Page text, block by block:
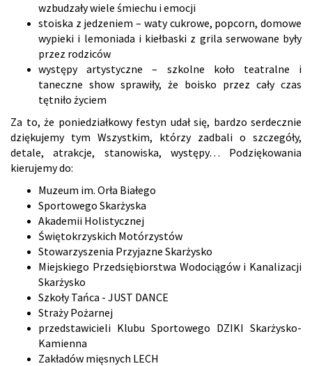
wzbudzały wiele śmiechu i emocji
stoiska z jedzeniem – waty cukrowe, popcorn, domowe
wypieki i lemoniada i kiełbaski z grila serwowane były
przez rodziców
występy artystyczne – szkolne koło teatralne i
taneczne show sprawiły, że boisko przez cały czas
tętniło życiem
Za to, że poniedziałkowy festyn udał się, bardzo serdecznie
dziękujemy tym Wszystkim, którzy zadbali o szczegóły,
detale, atrakcje, stanowiska, występy… Podziękowania
kierujemy do:
Muzeum im. Orła Białego
Sportowego Skarżyska
Akademii Holistycznej
Świętokrzyskich Motórzystów
Stowarzyszenia Przyjazne Skarżysko
Miejskiego Przedsiębiorstwa Wodociągów i Kanalizacji
Skarżysko
Szkoły Tańca - JUST DANCE
Straży Pożarnej
przedstawicieli Klubu Sportowego DZIKI Skarżysko-
Kamienna
Zakładów mięsnych LECH